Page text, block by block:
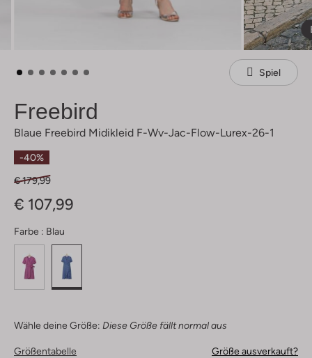
Spiel
Freebird
Blaue Freebird Midikleid F-Wv-Jac-Flow-Lurex-26-1
-40%
€ 179,99
€ 107,99
Farbe : Blau
Wähle deine Größe: Diese Größe fällt normal aus
Größentabelle Größe ausverkauft?